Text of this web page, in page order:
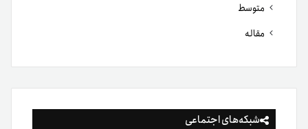
متوسط
مقاله
شبکه‌های اجتماعی